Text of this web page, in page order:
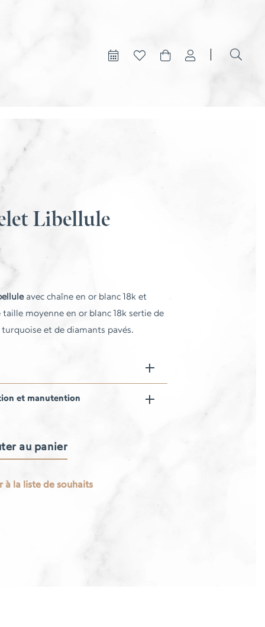
Libellule
avec chaîne en or blanc 18k et
taille moyenne en or blanc 18k sertie de
et de diamants pavés.
et manutention
au panier
à la liste de souhaits